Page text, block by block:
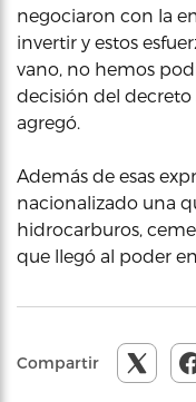
negociaron con la
invertir y estos
vano, no hemos
decisión del decreto
agregó.
Además de esas
nacionalizado una
hidrocarburos,
que llegó al poder
Compartir